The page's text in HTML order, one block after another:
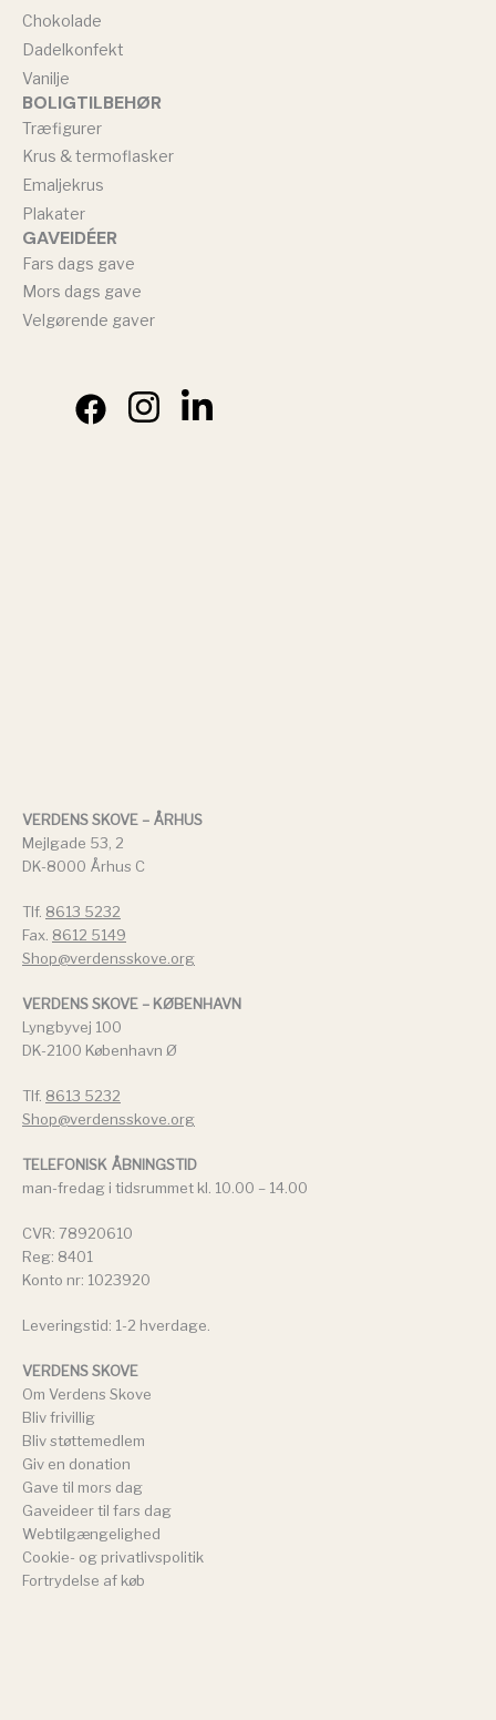
Chokolade
Dadelkonfekt
Vanilje
BOLIGTILBEHØR
Træfigurer
Krus & termoflasker
Emaljekrus
Plakater
GAVEIDÉER
Fars dags gave
Mors dags gave
Velgørende gaver
VERDENS SKOVE – ÅRHUS
Mejlgade 53, 2
DK-8000 Århus C
Tlf. 8613 5232
Fax. 8612 5149
Shop@verdensskove.org
VERDENS SKOVE – KØBENHAVN
Lyngbyvej 100
DK-2100 København Ø
Tlf. 8613 5232
Shop@verdensskove.org
TELEFONISK ÅBNINGSTID
man-fredag i tidsrummet kl. 10.00 – 14.00
CVR: 78920610
Reg: 8401
Konto nr: 1023920
Leveringstid: 1-2 hverdage.
VERDENS SKOVE
Om Verdens Skove
Bliv frivillig
Bliv støttemedlem
Giv en donation
Gave til mors dag
Gaveideer til fars dag
Webtilgængelighed
Cookie- og privatlivspolitik
Fortrydelse af køb